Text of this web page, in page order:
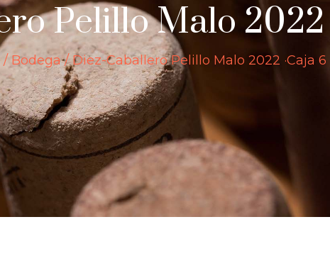
Pelillo Malo 2022
/ Bodega/ Diez-Caballero Pelillo Malo 2022 ·Caja 6